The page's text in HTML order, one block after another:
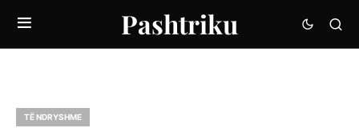
Pashtriku
TË NDRYSHME